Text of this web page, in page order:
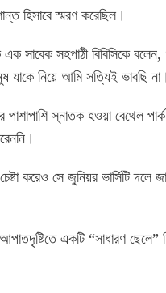
হিসাবে স্মরণ করেছিল।
সাবেক সহপাঠী বিবিসিকে
নিয়ে আমি সত্যিই ভাবছি
স্নাতক হওয়া বেথেল
করেও সে জুনিয়র ভার্সিটি
একটি “সাধারণ